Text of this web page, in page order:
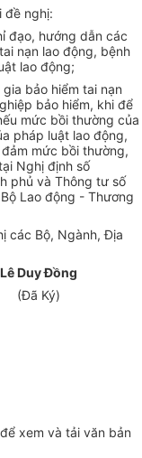
đề nghị:
đạo, hướng dẫn các
nạn lao động, bệnh
lao động;
bảo hiểm tai nạn
bảo hiểm, khi để
mức bồi thường của
pháp luật lao động,
mức bồi thường,
Nghị định số
phủ và Thông tư số
Lao động - Thương
các Bộ, Ngành, Địa
Lê Duy Đồng
(Đã Ký)
để xem và tải văn bản